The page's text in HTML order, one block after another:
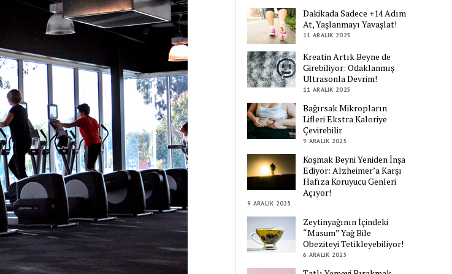
Dakikada Sadece +14 Adım
At, Yaşlanmayı Yavaşlat!
11 ARALIK 2025
Kreatin Artık Beyne de
Girebiliyor: Odaklanmış
Ultrasonla Devrim!
11 ARALIK 2025
Bağırsak Mikropların
Lifleri Ekstra Kaloriye
Çevirebilir
9 ARALIK 2025
Koşmak Beyni Yeniden İnşa
Ediyor: Alzheimer’a Karşı
Hafıza Koruyucu Genleri
Açıyor!
9 ARALIK 2025
Zeytinyağının İçindeki
“Masum” Yağ Bile
Obeziteyi Tetikleyebiliyor!
6 ARALIK 2025